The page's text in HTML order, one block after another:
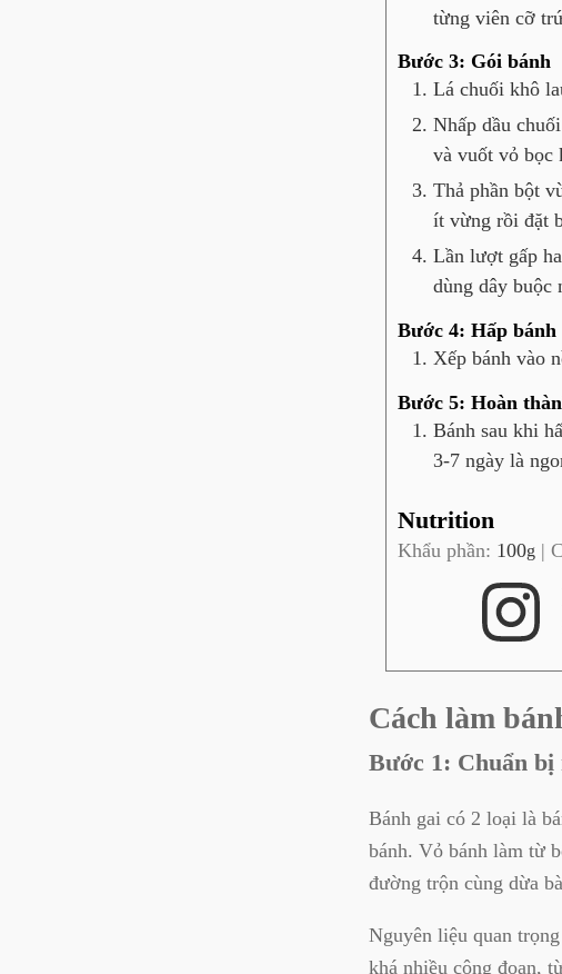
từng viên cỡ
Bước 3: Gói bánh
Lá chuối khô
Nhấp dầu
và vuốt vỏ bọc
Thả phần bột
ít vừng rồi đặt
Lần lượt gấp
dùng dây buộc
Bước 4: Hấp bánh
Xếp bánh vào
Bước 5: Hoàn
Bánh sau khi
3-7 ngày là
Nutrition
Khẩu phần: 100g |
Cách làm
Bước 1: Chuẩn bị
Bánh gai có 2 loại là
bánh. Vỏ bánh làm từ
đường trộn cùng dừa
Nguyên liệu quan
khá nhiều công đoạn,